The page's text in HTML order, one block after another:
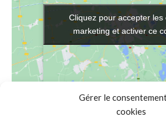
Gérer le
cookies
Cliquez pour accepter les
marketing et activer ce
Cliquez pour accepter les
marketing et activer ce